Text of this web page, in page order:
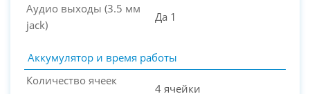
Аудио выходы (3.5 мм
jack)
Да 1
Аккумулятор и время работы
Количество ячеек
4 ячейки